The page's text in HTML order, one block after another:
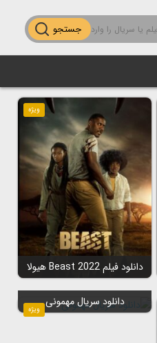
جستجو
ویژه
دانلود فیلم Beast 2022 هیولا
ویژه
دانلود سریال مهمونی